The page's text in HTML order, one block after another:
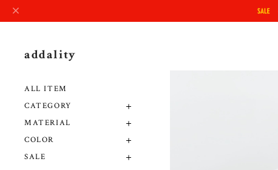
addality
ALL ITEM
CATEGORY
MATERIAL
COLOR
SALE